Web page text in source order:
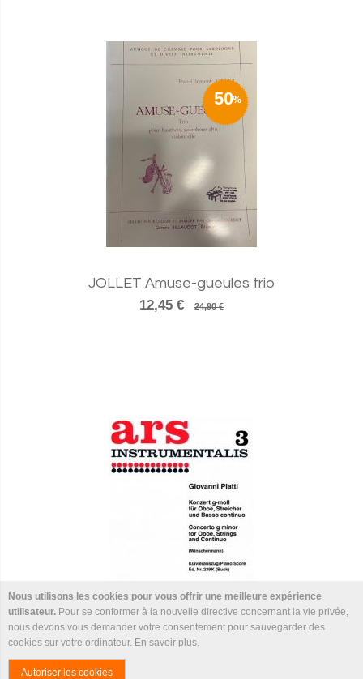
Nous utilisons les cookies pour vous offrir une meilleure expérience
utilisateur. Pour se conformer à la nouvelle directive concernant la vie privée,
nous devons vous demander votre consentement pour sauvegarder des
cookies sur votre ordinateur. En savoir plus
Autoriser les cookies
50
JOLLET Amuse-gueules trio
12,45 €
24,90 €
PLATTI - Concerto en Sol m - Hautbois